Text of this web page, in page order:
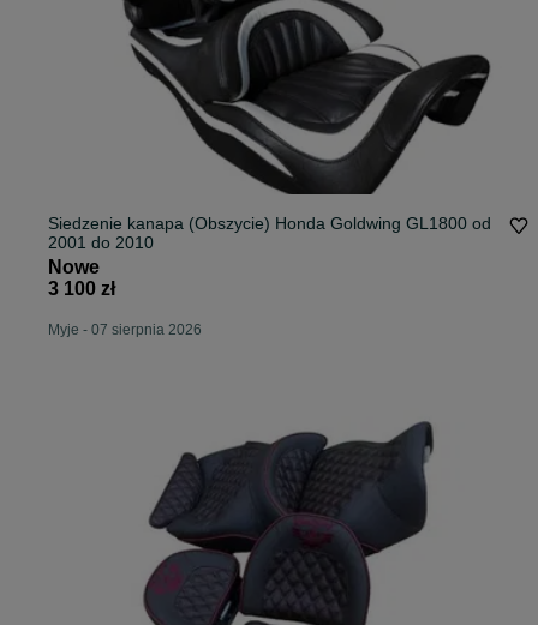
Siedzenie kanapa (Obszycie) Honda Goldwing GL1800 od
2001 do 2010
Nowe
3 100 zł
Myje - 07 sierpnia 2026